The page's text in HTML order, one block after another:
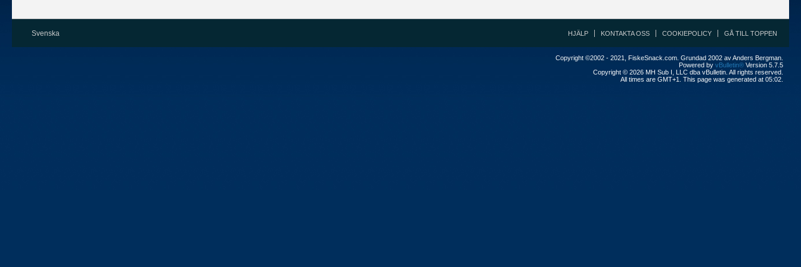
Svenska HJÄLP KONTAKTA OSS COOKIEPOLICY GÅ TILL TOPPEN
Copyright ©2002 - 2021, FiskeSnack.com. Grundad 2002 av Anders Bergman.
Powered by vBulletin® Version 5.7.5
Copyright © 2026 MH Sub I, LLC dba vBulletin. All rights reserved.
All times are GMT+1. This page was generated at 05:02.